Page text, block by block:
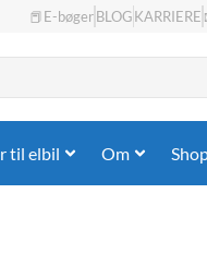
📕E-bøgerBLOGKARRIERE
til elbil Om